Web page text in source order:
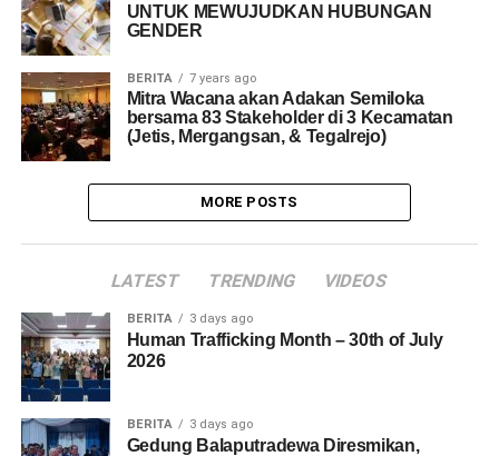
UNTUK MEWUJUDKAN HUBUNGAN
GENDER
BERITA 7 years ago
Mitra Wacana akan Adakan Semiloka
bersama 83 Stakeholder di 3 Kecamatan
(Jetis, Mergangsan, & Tegalrejo)
MORE POSTS
LATEST TRENDING VIDEOS
BERITA 3 days ago
Human Trafficking Month – 30th of July
2026
BERITA 3 days ago
Gedung Balaputradewa Diresmikan,